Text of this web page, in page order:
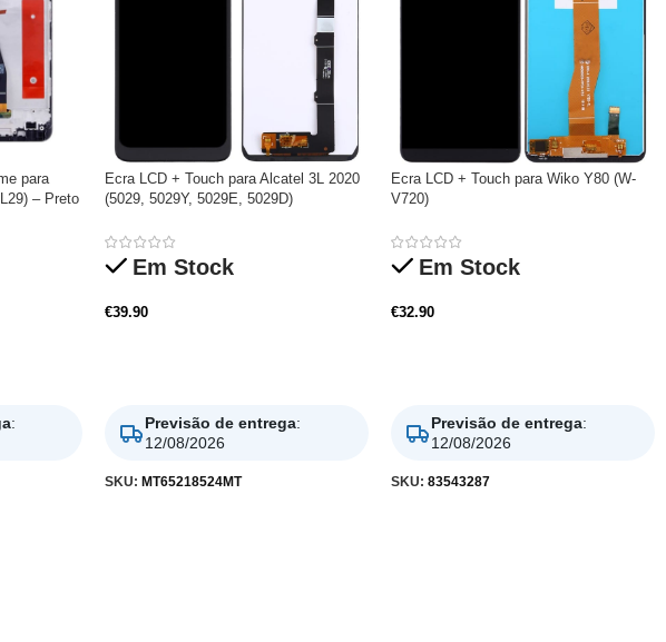
para
– Preto
:
Ecra LCD + Touch para Alcatel 3L 2020
(5029, 5029Y, 5029E, 5029D)
Em Stock
€39.90
Previsão de entrega:
12/08/2026
SKU:MT65218524MT
Ecra LCD + Touch para Wiko Y80 (W-
V720)
Em Stock
€32.90
Previsão de entrega:
12/08/2026
SKU:83543287